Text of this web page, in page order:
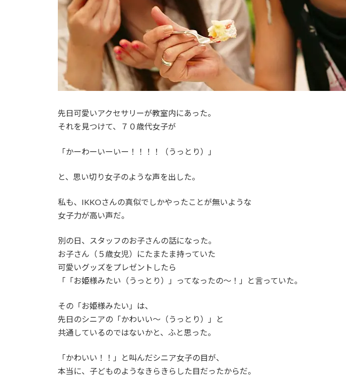
先日可愛いアクセサリーが教室内にあった。
それを見つけて、７０歳代女子が
「かーわーいーいー！！！！（うっとり）」
と、思い切り女子のような声を出した。
私も、IKKOさんの真似でしかやったことが無いような
女子力が高い声だ。
別の日、スタッフのお子さんの話になった。
お子さん（５歳女児）にたまたま持っていた
可愛いグッズをプレゼントしたら
「「お姫様みたい（うっとり）」ってなったの～！」と言っていた。
その「お姫様みたい」は、
先日のシニアの「かわいい～（うっとり）」と
共通しているのではないかと、ふと思った。
「かわいい！！」と叫んだシニア女子の目が、
本当に、子どものようなきらきらした目だったからだ。